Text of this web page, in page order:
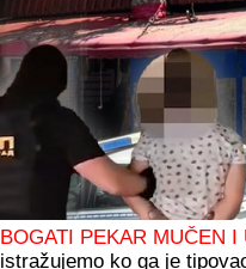
BOGATI PEKAR MUČEN I
istražujemo ko ga je